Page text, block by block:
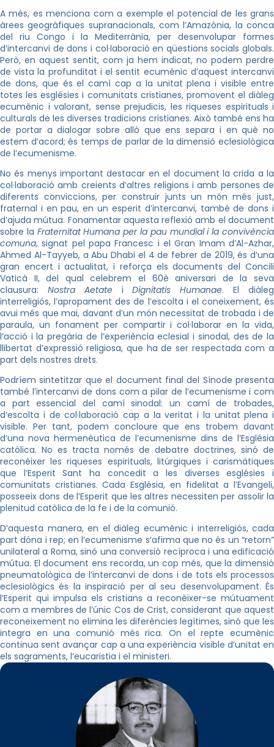
A més, es menciona com a exemple el potencial de les grans
àrees geogràfiques supranacionals, com l’Amazònia, la conca
del riu Congo i la Mediterrània, per desenvolupar formes
d’intercanvi de dons i col·laboració en qüestions socials globals.
Però, en aquest sentit, com ja hem indicat, no podem perdre
de vista la profunditat i el sentit ecumènic d’aquest intercanvi
de dons, que és el camí cap a la unitat plena i visible entre
totes les esglésies i comunitats cristianes, promovent el diàleg
ecumènic i valorant, sense prejudicis, les riqueses espirituals i
culturals de les diverses tradicions cristianes. Això també ens ha
de portar a dialogar sobre allò que ens separa i en què no
estem d’acord; és temps de parlar de la dimensió eclesiològica
de l’ecumenisme.
No és menys important destacar en el document la crida a la
col·laboració amb creients d’altres religions i amb persones de
diferents conviccions, per construir junts un món més just,
fraternal i en pau, en un esperit d’intercanvi, també de dons i
d’ajuda mútua. Fonamentar aquesta reflexió amb el document
sobre la Fraternitat Humana per la pau mundial i la convivència
comuna, signat pel papa Francesc i el Gran Imam d’Al-Azhar,
Ahmed Al-Tayyeb, a Abu Dhabi el 4 de febrer de 2019, és d’una
gran encert i actualitat, i reforça els documents del Concili
Vaticà II, del qual celebrem el 60è aniversari de la seva
clausura: Nostra AetateiDignitatis Humanae. El diàleg
interreligiós, l’apropament des de l’escolta i el coneixement, és
avui més que mai, davant d’un món necessitat de trobada i de
paraula, un fonament per compartir i col·laborar en la vida,
l’acció i la pregària de l’experiència eclesial i sinodal, des de la
llibertat d’expressió religiosa, que ha de ser respectada com a
part dels nostres drets.
Podríem sintetitzar que el document final del Sínode presenta
també l’intercanvi de dons com a pilar de l’ecumenisme i com
a part essencial del camí sinodal: un camí de trobades,
d’escolta i de col·laboració cap a la veritat i la unitat plena i
visible. Per tant, podem concloure que ens trobem davant
d’una nova hermenèutica de l’ecumenisme dins de l’Església
catòlica. No es tracta només de debatre doctrines, sinó de
reconèixer les riqueses espirituals, litúrgiques i carismàtiques
que l’Esperit Sant ha concedit a les diverses esglésies i
comunitats cristianes. Cada Església, en fidelitat a l’Evangeli,
posseeix dons de l’Esperit que les altres necessiten per assolir la
plenitud catòlica de la fe i de la comunió.
D’aquesta manera, en el diàleg ecumènic i interreligiós, cada
part dóna i rep; en l’ecumenisme s’afirma que no és un “retorn”
unilateral a Roma, sinó una conversió recíproca i una edificació
mútua. El document ens recorda, un cop més, que la dimensió
pneumatològica de l’intercanvi de dons i de tots els processos
eclesiològics és la inspiració per al seu desenvolupament. És
l’Esperit qui impulsa els cristians a reconèixer-se mútuament
com a membres de l’únic Cos de Crist, considerant que aquest
reconeixement no elimina les diferències legítimes, sinó que les
integra en una comunió més rica. On el repte ecumènic
continua sent avançar cap a una experiència visible d’unitat en
els sagraments, l’eucaristia i el ministeri.